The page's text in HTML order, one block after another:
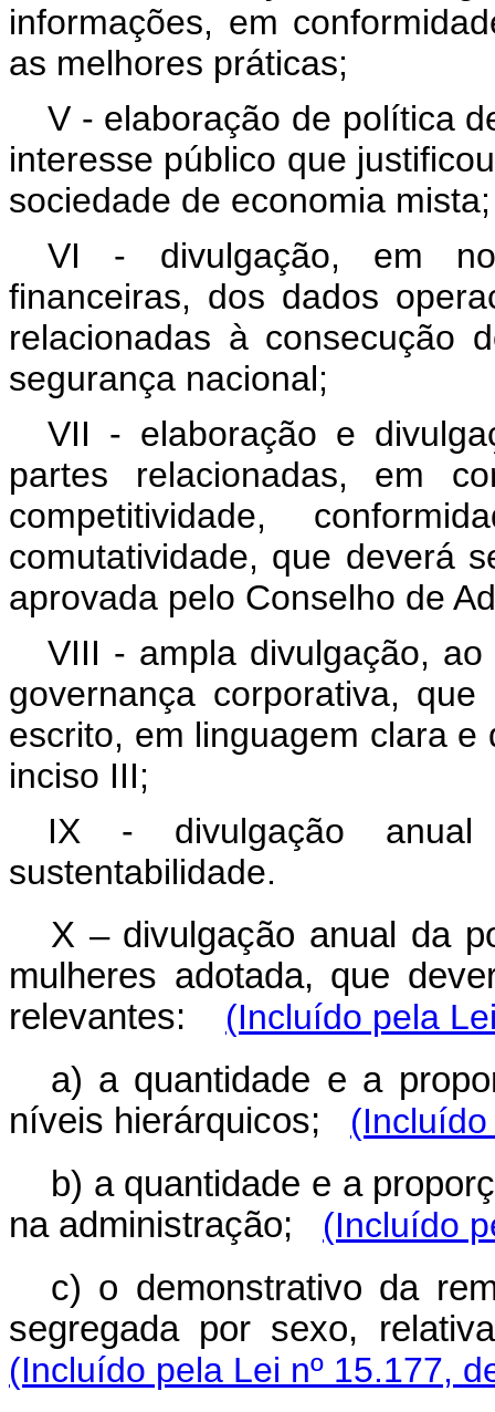
informações, em
as melhores práticas;
V - elaboração de política
interesse público que
sociedade de economia mista;
VI - divulgação, em
financeiras, dos dados
relacionadas à consecução
segurança nacional;
VII - elaboração e
partes relacionadas, em
competitividade,
comutatividade, que deverá
aprovada pelo Conselho de
VIII - ampla divulgação,
governança corporativa,
escrito, em linguagem clara
inciso III;
IX - divulgação
sustentabilidade.
X – divulgação anual da
mulheres adotada, que
relevantes:
(Incluído pela
a) a quantidade e a
níveis hierárquicos;
b) a quantidade e a
na administração;
(Incluído
c) o demonstrativo da
segregada por sexo,
(Incluído pela Lei nº 15.177,